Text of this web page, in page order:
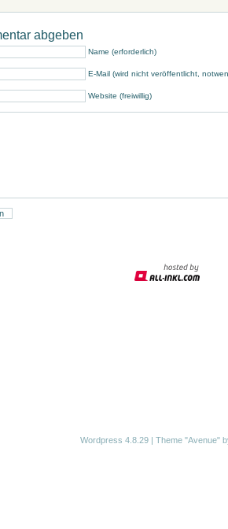
abgeben
Name (erforderlich)
E-Mail (wird nicht veröffentlicht,
Website (freiwillig)
Wordpress 4.8.29 | Theme "Avenue"